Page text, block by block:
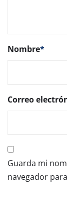
Nombre*
Correo
Guarda mi
navegador